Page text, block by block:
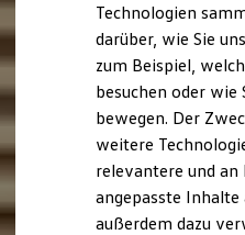
Nachhaltigkeit
Technologie
Kosten und Kauf
Kaufoptionen
E-Auto-
Software und
Die ID.
ID. Software
Digitale Extras
Schnittstellen
Technologien
darüber, wie Sie
zum Beispiel,
besuchen oder wie
bewegen. Der
weitere
relevantere und an
angepasste Inhalte
außerdem dazu